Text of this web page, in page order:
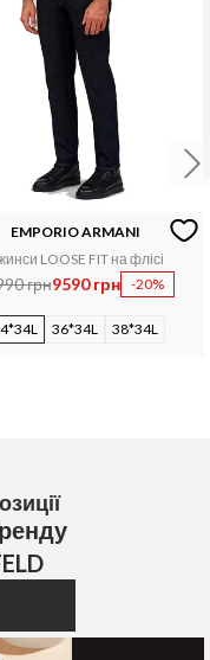
EMPORIO ARMANI
LOOSE FIT на флісі
грн9590 грн -20%
36*34L 38*34L